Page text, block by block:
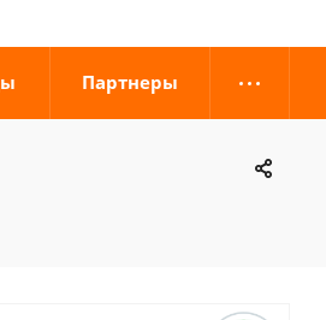
Партнеры